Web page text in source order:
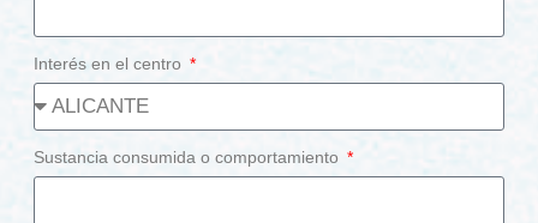
Interés en el centro
Sustancia consumida o comportamiento